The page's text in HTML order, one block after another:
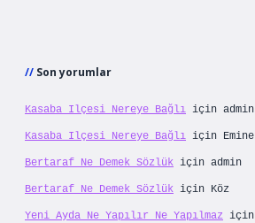
Son yorumlar
Kasaba Ilçesi Nereye Bağlı için admin
Kasaba Ilçesi Nereye Bağlı için Emine
Bertaraf Ne Demek Sözlük için admin
Bertaraf Ne Demek Sözlük için Köz
Yeni Ayda Ne Yapılır Ne Yapılmaz için